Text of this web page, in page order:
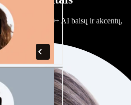
Rinkitės iš 100+ AI balsų ir akcentų,